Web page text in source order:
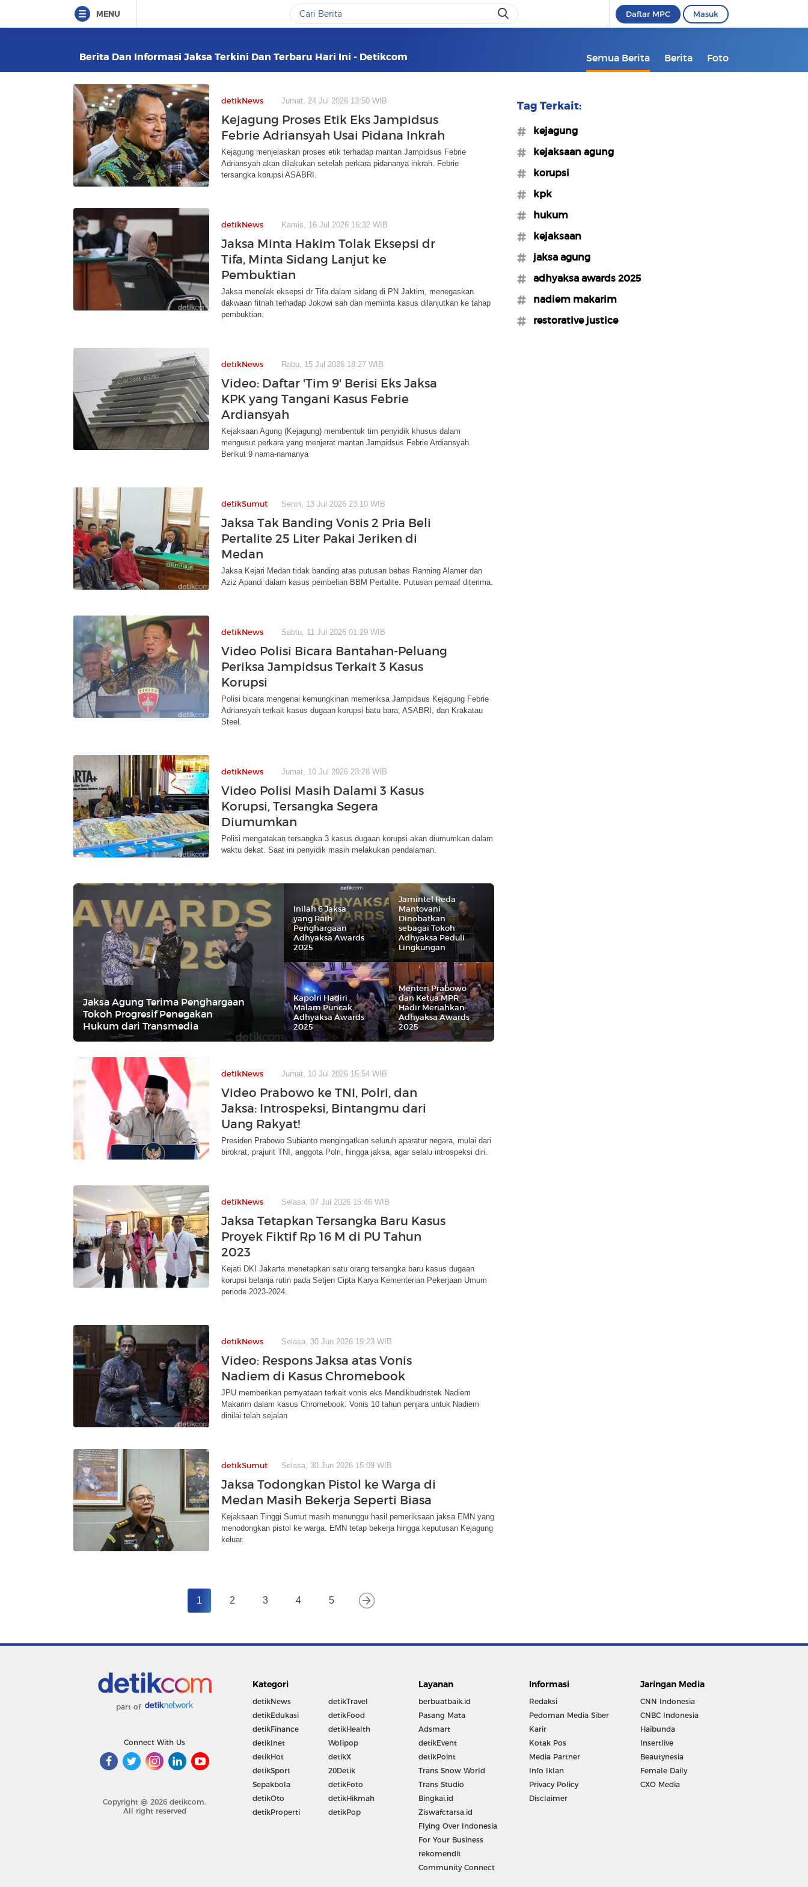
MENU Daftar MPC Masuk
Berita Dan Informasi Jaksa Terkini Dan Terbaru Hari Ini - Detikcom Semua Berita Berita Foto
detikNews Jumat, 24 Jul 2026 13:50 WIB
Kejagung Proses Etik Eks Jampidsus
Febrie Adriansyah Usai Pidana Inkrah
Kejagung menjelaskan proses etik terhadap mantan Jampidsus Febrie
Adriansyah akan dilakukan setelah perkara pidananya inkrah. Febrie
tersangka korupsi ASABRI.
detikNews Kamis, 16 Jul 2026 16:32 WIB
Jaksa Minta Hakim Tolak Eksepsi dr
Tifa, Minta Sidang Lanjut ke
Pembuktian
Jaksa menolak eksepsi dr Tifa dalam sidang di PN Jaktim, menegaskan
dakwaan fitnah terhadap Jokowi sah dan meminta kasus dilanjutkan ke tahap
pembuktian.
detikNews Rabu, 15 Jul 2026 18:27 WIB
Video: Daftar 'Tim 9' Berisi Eks Jaksa
KPK yang Tangani Kasus Febrie
Ardiansyah
Kejaksaan Agung (Kejagung) membentuk tim penyidik khusus dalam
mengusut perkara yang menjerat mantan Jampidsus Febrie Ardiansyah.
Berikut 9 nama-namanya
detikSumut Senin, 13 Jul 2026 23:10 WIB
Jaksa Tak Banding Vonis 2 Pria Beli
Pertalite 25 Liter Pakai Jeriken di
Medan
Jaksa Kejari Medan tidak banding atas putusan bebas Ranning Alamer dan
Aziz Apandi dalam kasus pembelian BBM Pertalite. Putusan pemaaf diterima.
detikNews Sabtu, 11 Jul 2026 01:29 WIB
Video Polisi Bicara Bantahan-Peluang
Periksa Jampidsus Terkait 3 Kasus
Korupsi
Polisi bicara mengenai kemungkinan memeriksa Jampidsus Kejagung Febrie
Adriansyah terkait kasus dugaan korupsi batu bara, ASABRI, dan Krakatau
Steel.
detikNews Jumat, 10 Jul 2026 23:28 WIB
Video Polisi Masih Dalami 3 Kasus
Korupsi, Tersangka Segera
Diumumkan
Polisi mengatakan tersangka 3 kasus dugaan korupsi akan diumumkan dalam
waktu dekat. Saat ini penyidik masih melakukan pendalaman.
Jaksa Agung Terima Penghargaan
Tokoh Progresif Penegakan
Hukum dari Transmedia
Inilah 6 Jaksa
yang Raih
Penghargaan
Adhyaksa Awards
2025
Jamintel Reda
Mantovani
Dinobatkan
sebagai Tokoh
Adhyaksa Peduli
Lingkungan
Kapolri Hadiri
Malam Puncak
Adhyaksa Awards
2025
Menteri Prabowo
dan Ketua MPR
Hadir Meriahkan
Adhyaksa Awards
2025
detikNews Jumat, 10 Jul 2026 15:54 WIB
Video Prabowo ke TNI, Polri, dan
Jaksa: Introspeksi, Bintangmu dari
Uang Rakyat!
Presiden Prabowo Subianto mengingatkan seluruh aparatur negara, mulai dari
birokrat, prajurit TNI, anggota Polri, hingga jaksa, agar selalu introspeksi diri.
detikNews Selasa, 07 Jul 2026 15:46 WIB
Jaksa Tetapkan Tersangka Baru Kasus
Proyek Fiktif Rp 16 M di PU Tahun
2023
Kejati DKI Jakarta menetapkan satu orang tersangka baru kasus dugaan
korupsi belanja rutin pada Setjen Cipta Karya Kementerian Pekerjaan Umum
periode 2023-2024.
detikNews Selasa, 30 Jun 2026 19:23 WIB
Video: Respons Jaksa atas Vonis
Nadiem di Kasus Chromebook
JPU memberikan pernyataan terkait vonis eks Mendikbudristek Nadiem
Makarim dalam kasus Chromebook. Vonis 10 tahun penjara untuk Nadiem
dinilai telah sejalan
detikSumut Selasa, 30 Jun 2026 15:09 WIB
Jaksa Todongkan Pistol ke Warga di
Medan Masih Bekerja Seperti Biasa
Kejaksaan Tinggi Sumut masih menunggu hasil pemeriksaan jaksa EMN yang
menodongkan pistol ke warga. EMN tetap bekerja hingga keputusan Kejagung
keluar.
1 2 3 4 5
Tag Terkait:
#kejagung
#kejaksaan agung
#korupsi
#kpk
#hukum
#kejaksaan
#jaksa agung
#adhyaksa awards 2025
#nadiem makarim
#restorative justice
part of
Connect With Us
Copyright @ 2026 detikcom.
All right reserved
Kategori
detikNews
detikEdukasi
detikFinance
detikInet
detikHot
detikSport
Sepakbola
detikOto
detikProperti
detikTravel
detikFood
detikHealth
Wolipop
detikX
20Detik
detikFoto
detikHikmah
detikPop
Layanan
berbuatbaik.id
Pasang Mata
Adsmart
detikEvent
detikPoint
Trans Snow World
Trans Studio
Bingkai.id
Ziswafctarsa.id
Flying Over Indonesia
For Your Business
rekomendit
Community Connect
Informasi
Redaksi
Pedoman Media Siber
Karir
Kotak Pos
Media Partner
Info Iklan
Privacy Policy
Disclaimer
Jaringan Media
CNN Indonesia
CNBC Indonesia
Haibunda
Insertlive
Beautynesia
Female Daily
CXO Media